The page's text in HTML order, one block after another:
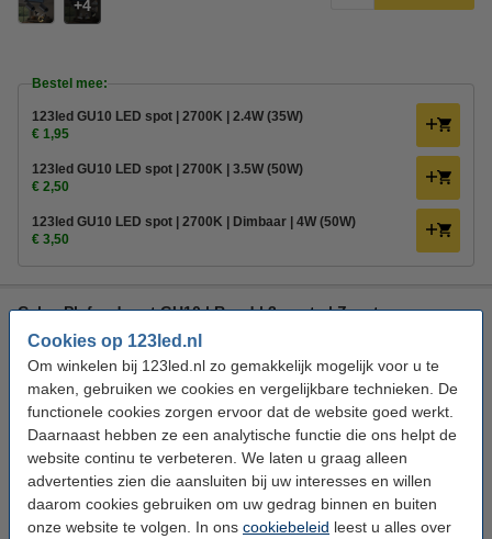
Cookies op 123led.nl
Om winkelen bij 123led.nl zo gemakkelijk mogelijk voor u te
maken, gebruiken we cookies en vergelijkbare technieken. De
functionele cookies zorgen ervoor dat de website goed werkt.
Daarnaast hebben ze een analytische functie die ons helpt de
website continu te verbeteren. We laten u graag alleen
advertenties zien die aansluiten bij uw interesses en willen
daarom cookies gebruiken om uw gedrag binnen en buiten
onze website te volgen. In ons cookiebeleid leest u alles over
4
Bestel mee:
123led GU10 LED spot | 2700K | 2.4W (35W)
€ 1,95
123led GU10 LED spot | 2700K | 3.5W (50W)
€ 2,50
123led GU10 LED spot | 2700K | Dimbaar | 4W (50W)
€ 3,50
Calex Plafondspot GU10 | Rond | 3 spots | Zwart
4
Calex Opbouwspot
Bekijk de specificaties en beschrijving
Direct leverbaar
Morgen in huis
€ 29,95 Bestellen